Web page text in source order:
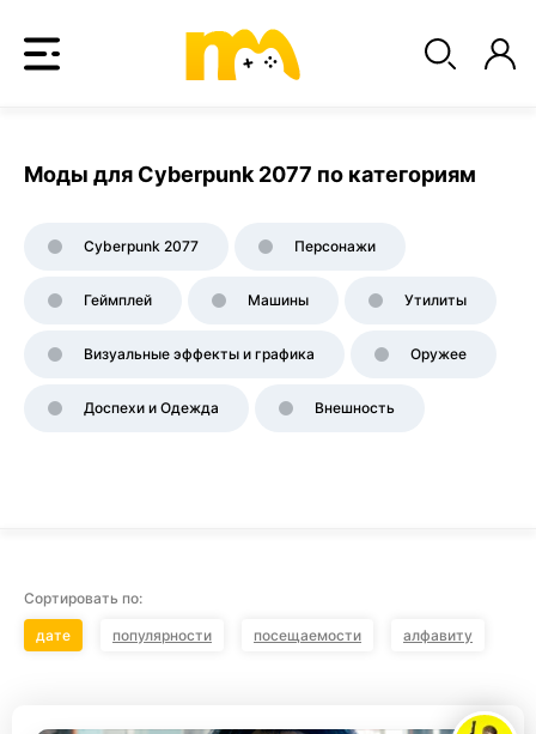
Моды для Cyberpunk 2077 по категориям
Cyberpunk 2077 Персонажи
Геймплей Машины Утилиты
Визуальные эффекты и графика Оружее
Доспехи и Одежда Внешность
Сортировать по:
дате популярности посещаемости алфавиту